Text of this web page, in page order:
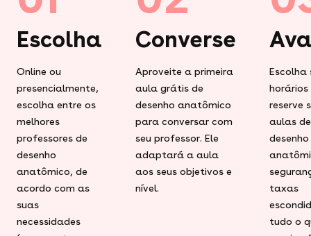
Escolha
Online ou
presencialmente,
escolha entre os
melhores
professores de
desenho
anatômico, de
acordo com as
suas
necessidades
Converse
Aproveite a primeira
aula grátis de
desenho anatômico
para conversar com
seu professor. Ele
adaptará a aula
aos seus objetivos e
nível.
Escolha
horários
reserve
aulas de
desenho
taxas
tudo o